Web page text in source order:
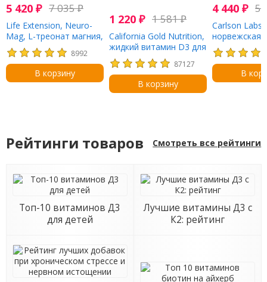
5 420 ₽ 7 035₽
Life Extension, Neuro-
Mag, L-треонат магния,
90 вегетарианских
капсул
8992
В корзину
1 220 ₽ 1 581₽
California Gold Nutrition,
жидкий витамин D3 для
детей, 10 мкг (400 МЕ),
10 мл (0,34 жидк. унции)
87127
В корзину
4 440 ₽ 5
Carlson Labs,
норвежская
детей,
рыбий жир,
вкус, 800 мг,
В
Рейтинги товаров Смотреть все рейтинги
Топ-10 витаминов Д3
для детей
Лучшие витамины Д3 с
К2: рейтинг